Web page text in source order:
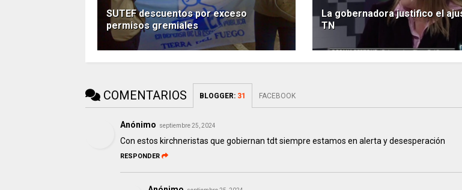
SUTEF descuentos por exceso
permisos gremiales
La gobernadora justifico el
TN
COMENTARIOS BLOGGER: 31 FACEBOOK
Anónimo septiembre 25, 2024
Con estos kirchneristas que gobiernan tdt siempre estamos en alerta y desesperación
RESPONDER